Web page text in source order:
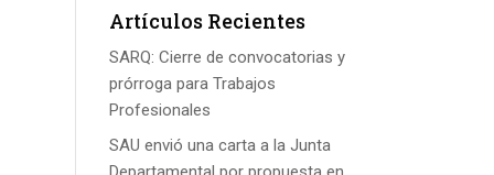
Artículos Recientes
SARQ: Cierre de convocatorias y
prórroga para Trabajos
Profesionales
SAU envió una carta a la Junta